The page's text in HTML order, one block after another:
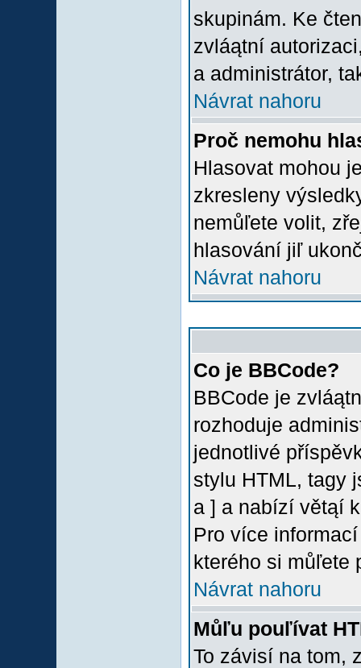
skupinám. Ke
zvláątní
a administrátor,
Návrat nahoru
Proč nemohu
Hlasovat mohou
zkresleny
nemůľete volit,
hlasování jiľ
Návrat nahoru
Co je BBCode?
BBCode je
rozhoduje
jednotlivé
stylu HTML, tagy
a ] a nabízí větąí
Pro více
kterého si můľete
Návrat nahoru
Můľu pouľívat
To závisí na tom,